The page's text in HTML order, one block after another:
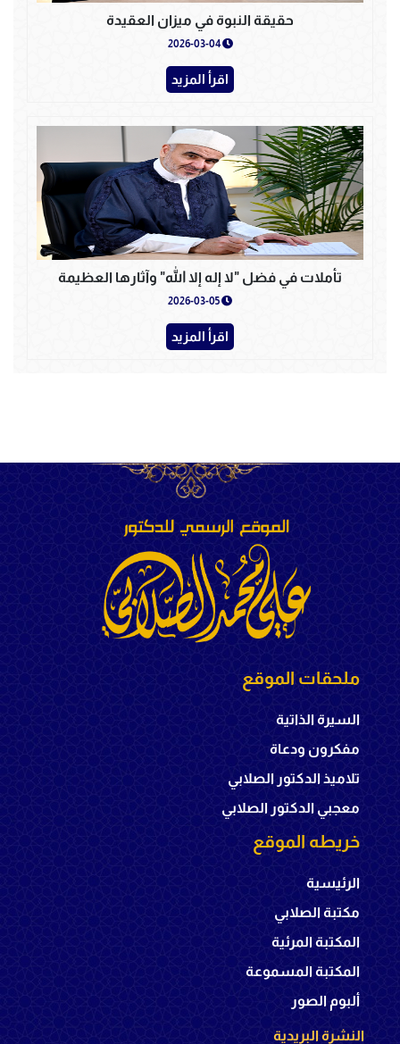
حقيقة النبوة في ميزان العقيدة
2026-03-04
اقرأ المزيد
تأملات في فضل "لا إله إلا الله" وآثارها العظيمة
اقرأ المزيد
ملحقات الموقع
السيرة الذاتية
مفكرون ودعاة
تلاميذ الدكتور الصلابي
معجبي الدكتور الصلابي
خريطه الموقع
الرئيسية
مكتبة الصلابي
المكتبة المرئية
المكتبة المسموعة
ألبوم الصور
النشرة البريدية